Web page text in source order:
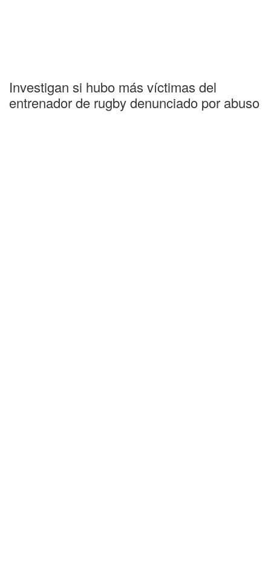
Investigan si hubo más víctimas del
entrenador de rugby denunciado por abuso